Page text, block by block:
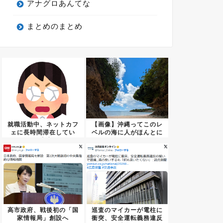
アナグロあんてな
まとめのまとめ
就職活動中、ネットカフ
ェに長時間滞在してい
【画像】沖縄ってこのレ
ベルの海に人がほんとに
高市政府、戦後初の「国
家情報局」創設へ
巡査のマイカーが電柱に
衝突、安全運転義務違反